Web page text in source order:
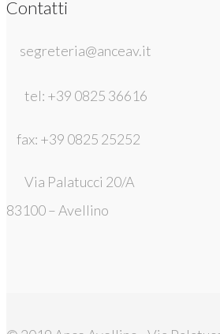
Contatti
segreteria@anceav.it
tel: +39 0825 36616
fax: +39 0825 25252
Via Palatucci 20/A
83100 – Avellino